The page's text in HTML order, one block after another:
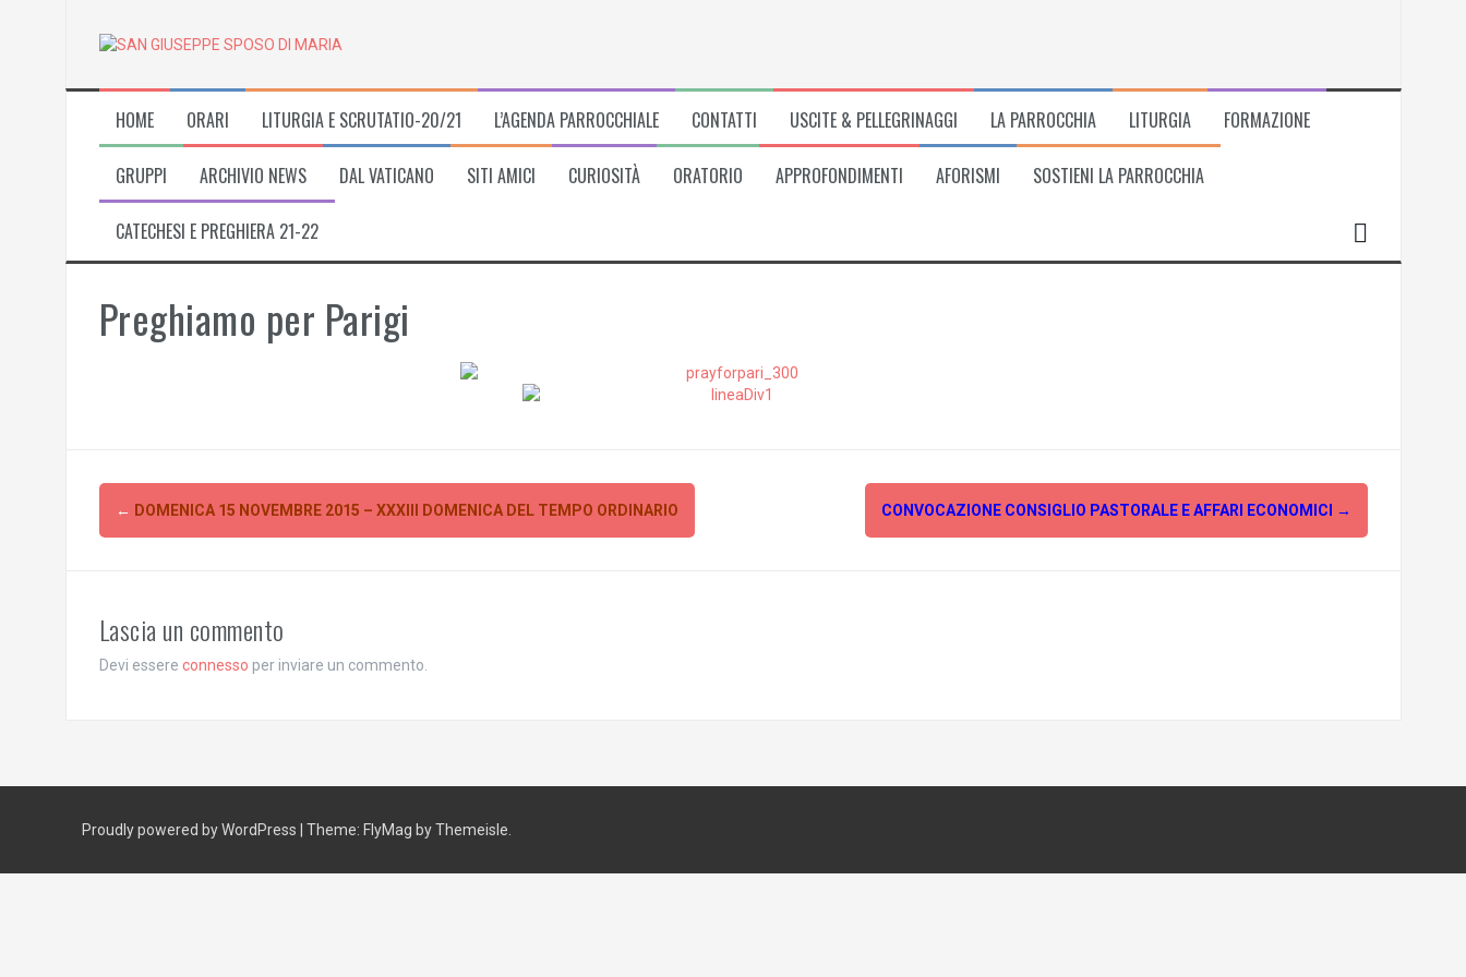
HOME ORARI LITURGIA E SCRUTATIO-20/21 L’AGENDA PARROCCHIALE CONTATTI USCITE & PELLEGRINAGGI LA PARROCCHIA LITURGIA FORMAZIONE
GRUPPI ARCHIVIO NEWS DAL VATICANO SITI AMICI CURIOSITÀ ORATORIO APPROFONDIMENTI AFORISMI SOSTIENI LA PARROCCHIA
CATECHESI E PREGHIERA 21-22
Preghiamo per Parigi
Post
navigation
← DOMENICA 15 NOVEMBRE 2015 – XXXIII DOMENICA DEL TEMPO ORDINARIO CONVOCAZIONE CONSIGLIO PASTORALE E AFFARI ECONOMICI →
Lascia un commento
Devi essere connesso per inviare un commento.
Proudly powered by WordPress Theme: FlyMag by Themeisle.